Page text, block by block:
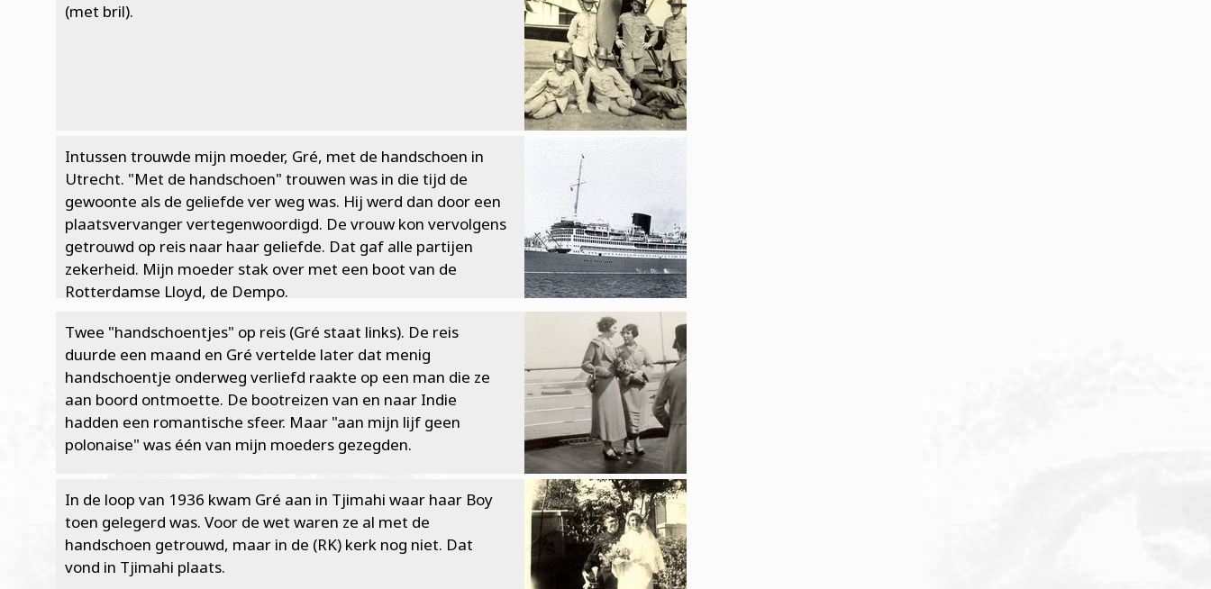
(met bril).
Intussen trouwde mijn moeder, Gré, met de handschoen in
Utrecht. "Met de handschoen" trouwen was in die tijd de
gewoonte als de geliefde ver weg was. Hij werd dan door een
plaatsvervanger vertegenwoordigd. De vrouw kon vervolgens
getrouwd op reis naar haar geliefde. Dat gaf alle partijen
zekerheid. Mijn moeder stak over met een boot van de
Rotterdamse Lloyd, de Dempo.
Twee "handschoentjes" op reis (Gré staat links). De reis
duurde een maand en Gré vertelde later dat menig
handschoentje onderweg verliefd raakte op een man die ze
aan boord ontmoette. De bootreizen van en naar Indie
hadden een romantische sfeer. Maar "aan mijn lijf geen
polonaise" was één van mijn moeders gezegden.
In de loop van 1936 kwam Gré aan in Tjimahi waar haar Boy
toen gelegerd was. Voor de wet waren ze al met de
handschoen getrouwd, maar in de (RK) kerk nog niet. Dat
vond in Tjimahi plaats.